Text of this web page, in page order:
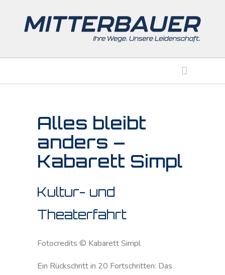
Alles bleibt
anders –
Kabarett Simpl
Kultur- und
Theaterfahrt
Fotocredits © Kabarett Simpl
Ein Rückschritt in 20 Fortschritten: Das